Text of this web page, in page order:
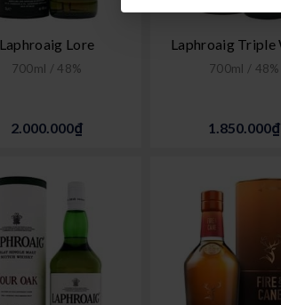
Laphroaig Lore
700ml / 48%
2.000.000₫
Laphroaig Triple
700ml / 48%
1.850.000₫